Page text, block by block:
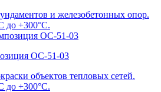
и железобетонных опор.
до +300°С.
ОС-51-03
объектов тепловых сетей.
до +300°С.